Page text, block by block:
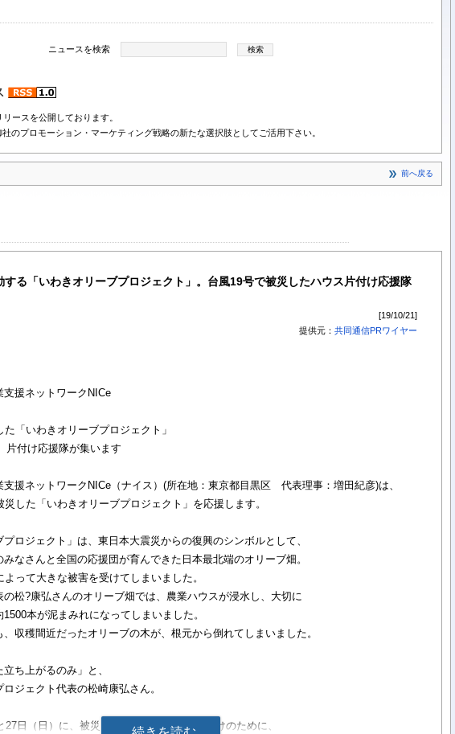
ニュースを検索
ースを公開しております。
のプロモーション・マーケティング戦略の新たな選択肢としてご活用下さい。
前へ戻る
する「いわきオリーブプロジェクト」。台風19号で被災したハウス片付け応援隊
[19/10/21]
提供元： 共同通信PRワイヤー
支援ネットワークNICe
た「いわきオリーブプロジェクト」
片付け応援隊が集います
支援ネットワークNICe（ナイス）(所在地：東京都目黒区 代表理事：増田紀彦)は、
災した「いわきオリーブプロジェクト」を応援します。
プロジェクト」は、東日本大震災からの復興のシンボルとして、
なさんと全国の応援団が育んできた日本最北端のオリーブ畑。
よって大きな被害を受けてしまいました。
の松?康弘さんのオリーブ畑では、農業ハウスが浸水し、大切に
本が泥まみれになってしまいました。
、収穫間近だったオリーブの木が、根元から倒れてしまいました。
立ち上がるのみ」と、
ジェクト代表の松崎康弘さん。
27日（日）に、被災した農業ハウス内の片付けのために、